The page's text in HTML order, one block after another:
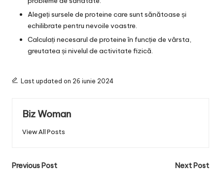
Alegeți sursele de proteine care sunt sănătoase și
echilibrate pentru nevoile voastre.
Calculați necesarul de proteine în funcție de vârsta,
greutatea și nivelul de activitate fizică.
Last updated on 26 iunie 2024
Biz Woman
View All Posts
Post
Previous Post
Next Post